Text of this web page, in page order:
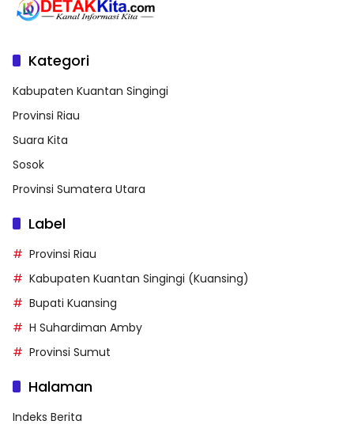
Kategori
Kabupaten Kuantan Singingi
Provinsi Riau
Suara Kita
Sosok
Provinsi Sumatera Utara
Label
Provinsi Riau
Kabupaten Kuantan Singingi (Kuansing)
Bupati Kuansing
H Suhardiman Amby
Provinsi Sumut
Halaman
Indeks Berita